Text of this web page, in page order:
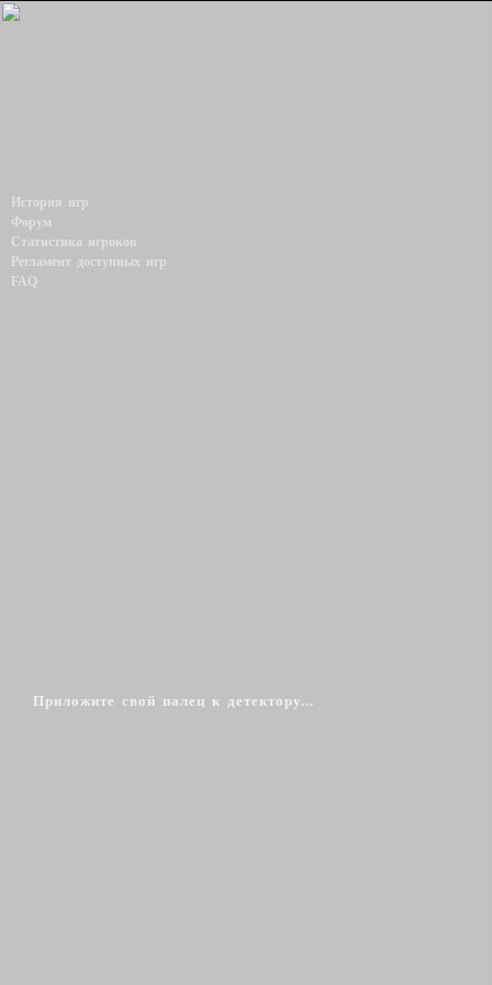
Приложите свой палец к детектору...
История игр
Форум
Статистика игроков
Регламент доступных игр
FAQ